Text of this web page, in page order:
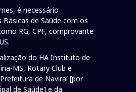
é necessário
Básicas de Saúde com os
RG, CPF, comprovante
do HA Instituto de
MS, Rotary Club e
de Naviraí [por
de Saúde] e da